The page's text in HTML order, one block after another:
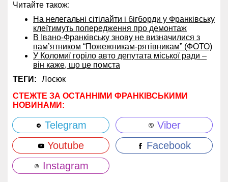
Читайте також:
На нелегальні сітілайти і бігборди у Франківську
клеїтимуть попередження про демонтаж
В Івано-Франківську знову не визначилися з
пам’ятником “Пожежникам-рятівникам” (ФОТО)
У Коломиї горіло авто депутата міської ради –
він каже, що це помста
ТЕГИ:
Лосюк
СТЕЖТЕ ЗА ОСТАННІМИ ФРАНКІВСЬКИМИ
НОВИНАМИ:
Telegram
Viber
Youtube
Facebook
Instagram